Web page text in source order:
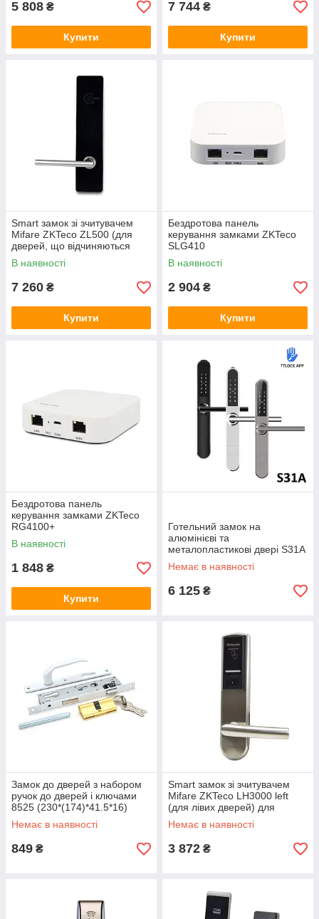
5 808 ₴
Купити
7 744 ₴
Купити
Smart замок зі зчитувачем
Mifare ZKTeco ZL500 (для
дверей, що відчиняються
вліво) для готелів
В наявності
7 260 ₴
Купити
Бездротова панель
керування замками ZKTeco
SLG410
В наявності
2 904 ₴
Купити
Бездротова панель
керування замками ZKTeco
RG4100+
В наявності
1 848 ₴
Купити
Готельний замок на
алюмінієві та
металопластикові двері S31A
silver
Немає в наявності
6 125 ₴
Замок до дверей з набором
ручок до дверей і ключами
8525 (230*(174)*41.5*16)
Немає в наявності
849 ₴
Smart замок зі зчитувачем
Mifare ZKTeco LH3000 left
(для лівих дверей) для
готелів
Немає в наявності
3 872 ₴